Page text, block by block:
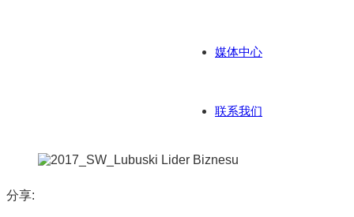
媒体中心
联系我们
分享: